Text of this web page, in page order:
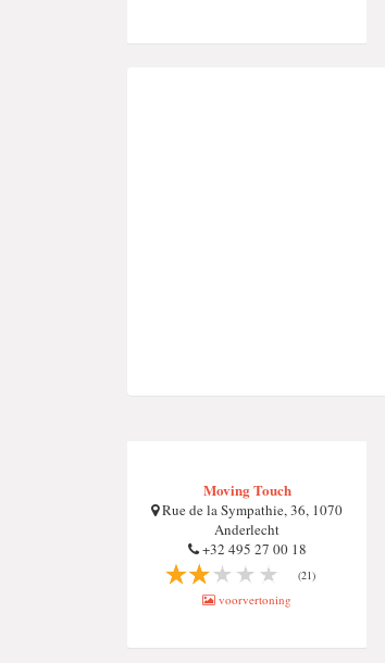
Moving Touch
Rue de la Sympathie, 36, 1070
Anderlecht
+32 495 27 00 18
(21)
voorvertoning